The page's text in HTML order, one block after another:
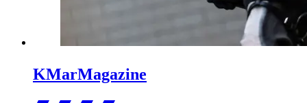
KMarMagazine